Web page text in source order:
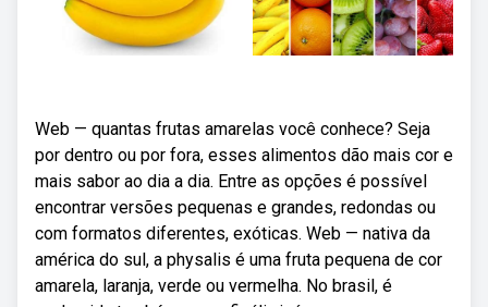
Web — quantas frutas amarelas você conhece? Seja
por dentro ou por fora, esses alimentos dão mais cor e
mais sabor ao dia a dia. Entre as opções é possível
encontrar versões pequenas e grandes, redondas ou
com formatos diferentes, exóticas. Web — nativa da
américa do sul, a physalis é uma fruta pequena de cor
amarela, laranja, verde ou vermelha. No brasil, é